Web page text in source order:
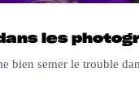
les
bien semer le trouble